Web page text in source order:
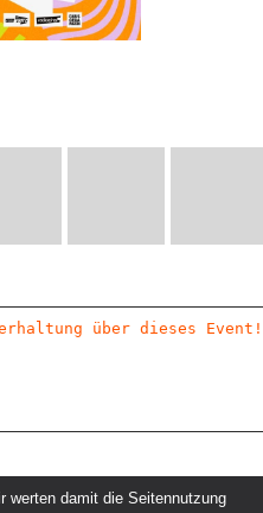
werten damit die Seitennutzung